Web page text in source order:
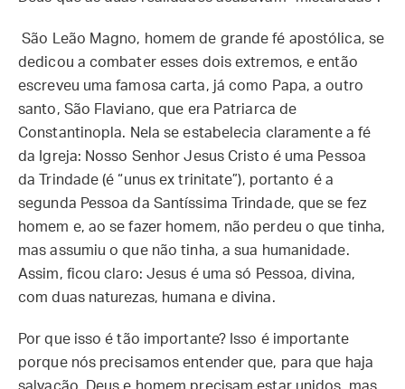
São Leão Magno, homem de grande fé apostólica, se
dedicou a combater esses dois extremos, e então
escreveu uma famosa carta, já como Papa, a outro
santo, São Flaviano, que era Patriarca de
Constantinopla. Nela se estabelecia claramente a fé
da Igreja: Nosso Senhor Jesus Cristo é uma Pessoa
da Trindade (é “unus ex trinitate”), portanto é a
segunda Pessoa da Santíssima Trindade, que se fez
homem e, ao se fazer homem, não perdeu o que tinha,
mas assumiu o que não tinha, a sua humanidade.
Assim, ficou claro: Jesus é uma só Pessoa, divina,
com duas naturezas, humana e divina.
Por que isso é tão importante? Isso é importante
porque nós precisamos entender que, para que haja